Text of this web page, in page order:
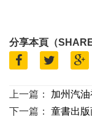
分享本頁（
上一篇：
加州汽
下一篇：
童書出